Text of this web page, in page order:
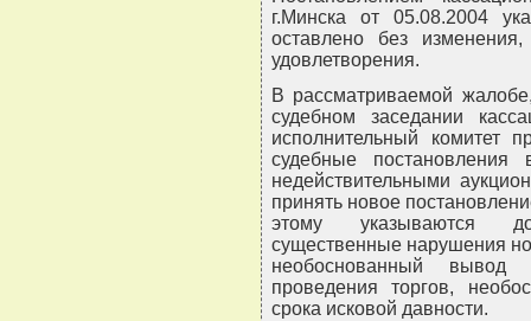
г.Минска от 05.08.2004
оставлено без
удовлетворения.
В рассматриваемой
судебном заседании
исполнительный комитет
судебные
недействительными
принять новое
этому указываются
существенные нарушения
необоснованный вывод
проведения торгов,
срока исковой давности.